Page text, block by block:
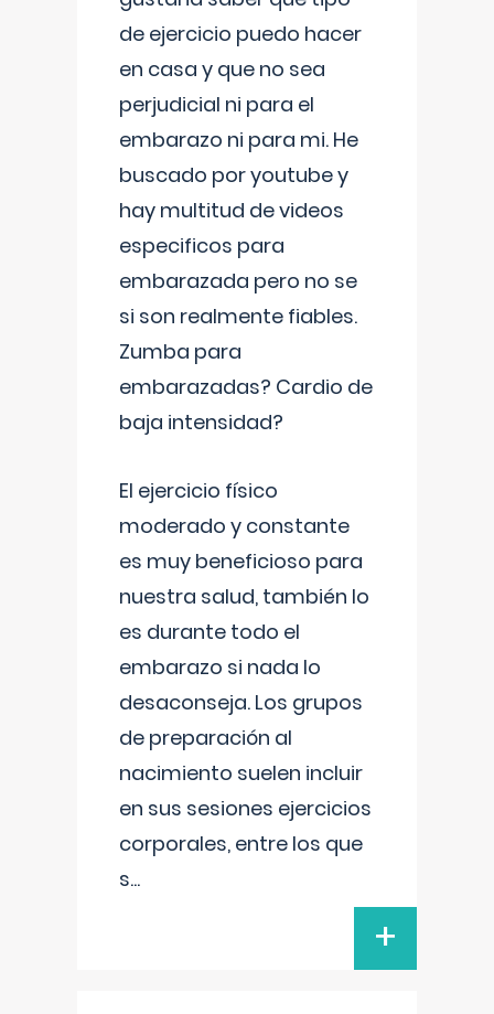
de ejercicio puedo hacer
en casa y que no sea
perjudicial ni para el
embarazo ni para mi. He
buscado por youtube y
hay multitud de videos
especificos para
embarazada pero no se
si son realmente fiables.
Zumba para
embarazadas? Cardio de
baja intensidad?
El ejercicio físico
moderado y constante
es muy beneficioso para
nuestra salud, también lo
es durante todo el
embarazo si nada lo
desaconseja. Los grupos
de preparación al
nacimiento suelen incluir
en sus sesiones ejercicios
corporales, entre los que
s...
+